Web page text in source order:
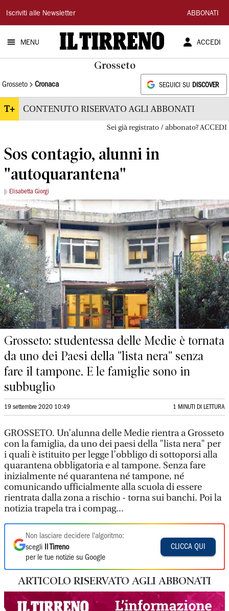
Il
Tirreno
Iscriviti alle Newsletter ABBONATI
MENU ACCEDI
Grosseto
Grosseto Cronaca SEGUICI SU DISCOVER
T+ CONTENUTO RISERVATO AGLI ABBONATI
Sei già registrato / abbonato? ACCEDI
Sos contagio, alunni in
"autoquarantena"
Elisabetta Giorgi
Grosseto: studentessa delle Medie è tornata
da uno dei Paesi della "lista nera" senza
fare il tampone. E le famiglie sono in
subbuglio
19 settembre 2020 10:49 1 MINUTI DI LETTURA
GROSSETO. Un’alunna delle Medie rientra a Grosseto
con la famiglia, da uno dei paesi della "lista nera" per
i quali è istituito per legge l’obbligo di sottoporsi alla
quarantena obbligatoria e al tampone. Senza fare
inizialmente né quarantena né tampone, né
comunicando ufficialmente alla scuola di essere
rientrata dalla zona a rischio - torna sui banchi. Poi la
notizia trapela tra i compag...
Non lasciare decidere l'algoritmo:
scegli
Il Tirreno
per le tue notizie su Google
CLICCA QUI
ARTICOLO RISERVATO AGLI ABBONATI